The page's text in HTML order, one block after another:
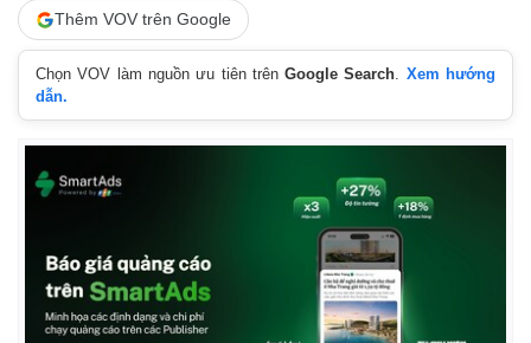
Thêm VOV trên Google
Chọn VOV làm nguồn ưu tiên trênGoogle Search. Xem hướng
dẫn.